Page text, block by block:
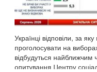
Українці відповіли, за
проголосувати на
відбудуться найближчим
опитування Центру